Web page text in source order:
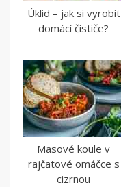
Úklid – jak si vyrobit
domácí čističe?
Masové koule v
rajčatové omáčce s
cizrnou